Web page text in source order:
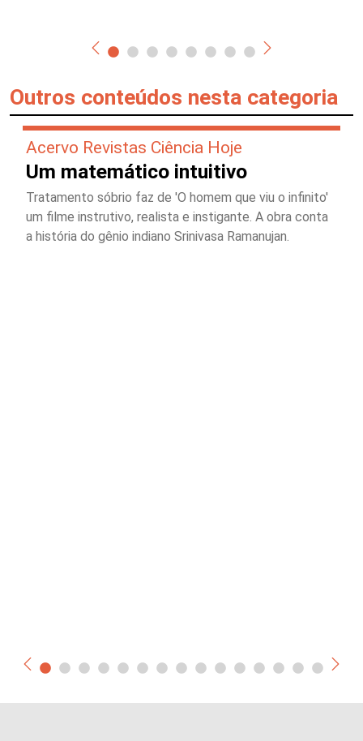
Outros conteúdos nesta categoria
Acervo Revistas Ciência Hoje
Um matemático intuitivo
Tratamento sóbrio faz de 'O homem que viu o infinito'
um filme instrutivo, realista e instigante. A obra conta
a história do gênio indiano Srinivasa Ramanujan.